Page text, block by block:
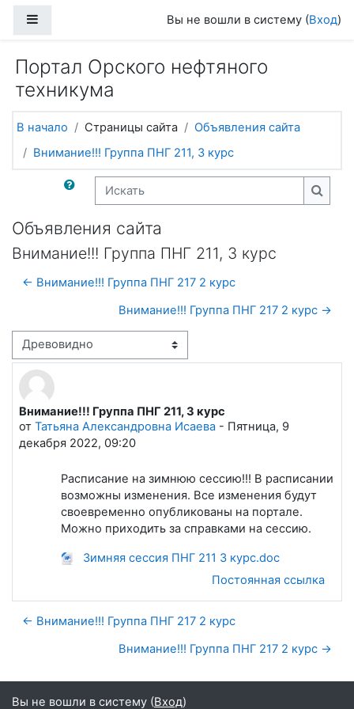
Вы не вошли в систему (Вход)
Портал Орского нефтяного
техникума
В начало Страницы сайта
Объявления сайта
Внимание!!! Группа ПНГ 211, 3 курс
Искать
Объявления сайта
Внимание!!! Группа ПНГ 211, 3 курс
← Внимание!!! Группа ПНГ 217 2 курс
Внимание!!! Группа ПНГ 217 2 курс →
Режим отображения
Внимание!!! Группа ПНГ 211, 3 курс
от Татьяна Александровна Исаева - Пятница, 9
декабря 2022, 09:20
Количество ответов: 0
Расписание на зимнюю сессию!!! В расписании
возможны изменения. Все изменения будут
своевременно опубликованы на портале.
Можно приходить за справками на сессию.
Зимняя сессия ПНГ 211 3 курс.doc
Постоянная ссылка
← Внимание!!! Группа ПНГ 217 2 курс
Внимание!!! Группа ПНГ 217 2 курс →
Вы не вошли в систему (Вход)